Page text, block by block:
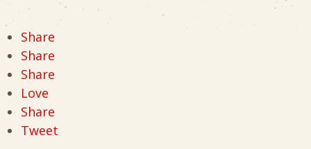
Share
Share
Share
Love
Share
Tweet